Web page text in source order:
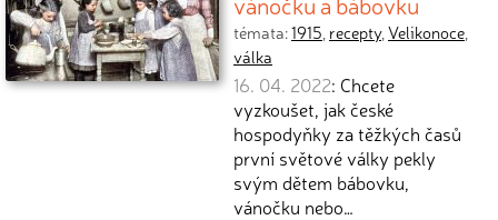
témata:1915, recepty,Velikonoce,
válka
16. 04. 2022: Chcete
vyzkoušet, jak české
hospodyňky za těžkých časů
první světové války pekly
svým dětem bábovku,
vánočku nebo…